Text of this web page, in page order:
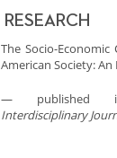
RESEARCH
The Socio-
American Society: An
— published
Interdisciplinary